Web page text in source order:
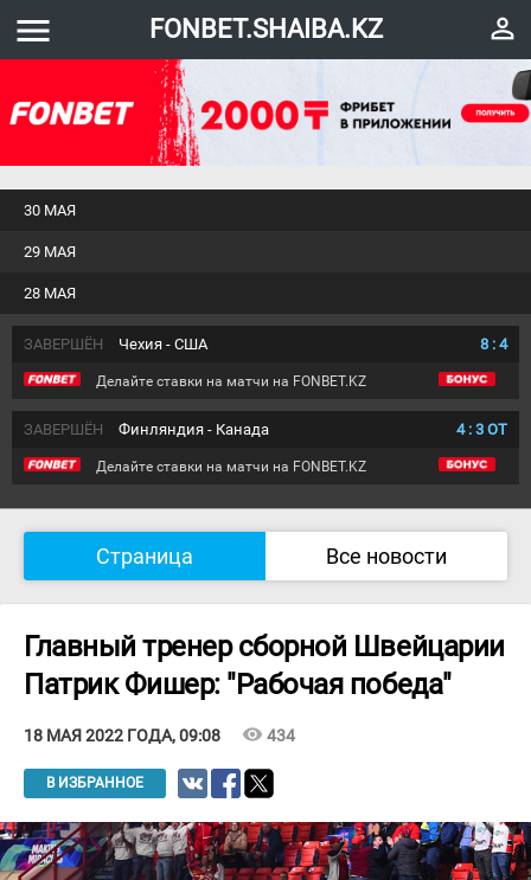
menu FONBET.SHAIBA.KZ perm_identity
28 МАЯ
29 МАЯ
30 МАЯ
ЗАВЕРШЁН Чехия - США 8 : 4
Делайте ставки на матчи на FONBET.KZ
ЗАВЕРШЁН Финляндия - Канада 4: 3 ОТ
Делайте ставки на матчи на FONBET.KZ
Страница Все новости
Главный тренер сборной Швейцарии
Патрик Фишер: "Рабочая победа"
18 МАЯ 2022 ГОДА, 09:08 visibility 434
В ИЗБРАННОЕ